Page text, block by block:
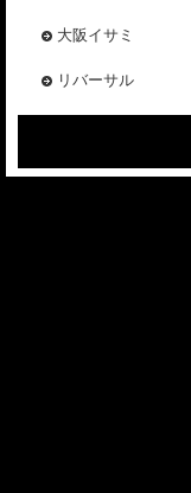
大阪イサミ
リバーサル